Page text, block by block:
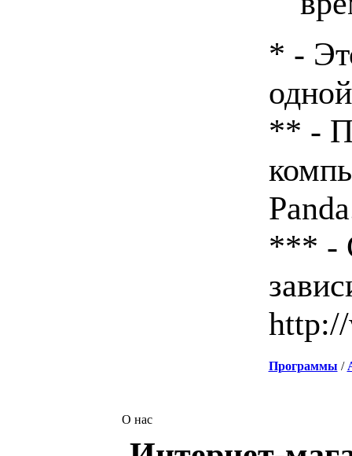
* -
** -
*** -
Программы /
О нас